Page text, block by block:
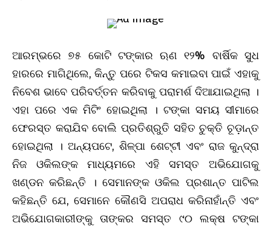
ଆରମ୍ଭରେ ୭୫ କୋଟି ଟଙ୍କାର ଋଣ ୧୨% ବାର୍ଷିକ ସୁଧ
ହାରରେ ମାଗିଥିଲେ, କିନ୍ତୁ ପରେ ଟିକସ କମାଇବା ପାଇଁ ଏହାକୁ
ନିବେଶ ଭାବେ ପରିବର୍ତ୍ତନ କରିବାକୁ ପରାମର୍ଶ ଦିଆଯାଇଥିଲା ।
ଏହା ପରେ ଏକ ମିଟିଂ ହୋଇଥିଲା । ଟଙ୍କା ସମୟ ସୀମାରେ
ଫେରସ୍ତ କରାଯିବ ବୋଲି ପ୍ରତିଶ୍ରୁତି ସହିତ ଚୁକ୍ତି ଚୂଡ଼ାନ୍ତ
ହୋଇଥିଲା । ଅନ୍ୟପଟେ, ଶିଳ୍ପା ଶେଟ୍ଟୀ ଏବଂ ରାଜ କୁନ୍ଦ୍ରା
ନିଜ ଓକିଲଙ୍କ ମାଧ୍ୟମରେ ଏହି ସମସ୍ତ ଅଭିଯୋଗକୁ
ଖଣ୍ଡନ କରିଛନ୍ତି । ସେମାନଙ୍କ ଓକିଲ ପ୍ରଶାନ୍ତ ପାଟିଲ
କହିଛନ୍ତି ଯେ, ସେମାନେ କୌଣସି ଅପରାଧ କରିନାହାଁନ୍ତି ଏବଂ
ଅଭିଯୋଗକାରୀଙ୍କୁ ତାଙ୍କର ସମସ୍ତ ୯୦ ଲକ୍ଷ ଟଙ୍କା